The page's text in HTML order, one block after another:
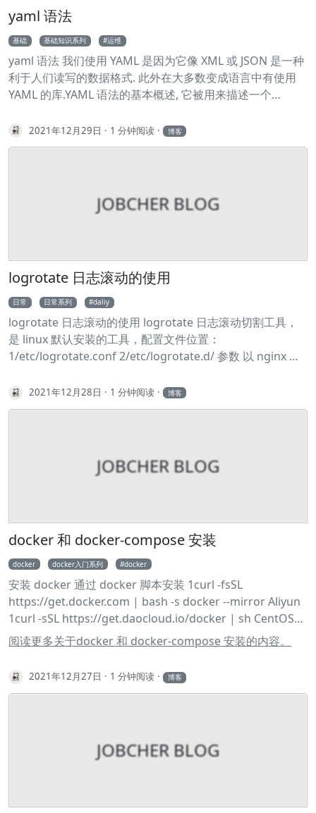
/etc/ansible/ansible.cfg 2 3#禁用每次执行ansbile命令检
记录 6log_path = /var/log/ansible.
yaml 语法
基础 基础知识系列 运维
yaml 语法 我们使用 YAML 是因为它像 XML 或 JSON 是一种
利于人们读写的数据格式. 此外在大多数变成语言中有使用
YAML 的库.YAML 语法的基本概述, 它被用来描述一个
Ansible, 每一个 YAML 文件都是从一个列表开始. 列表中的每
一项都是一个键值对, 通常它们被称为一个 “哈希” 或 “字典”.
有关系)开始行都应该是 —. 这是 YAML 格式的一部分, 表明
一个文件的开始. 1--- 2# 一个美味水果的列表 3- Apple 4-
2021年12月29日 1 分钟阅读 博客
JOBCHER BLOG
logrotate 日志滚动的使用
日常 日常系列 daliy
logrotate 日志滚动的使用 logrotate 日志滚动切割工具，
是 linux 默认安装的工具，配置文件位置：
1/etc/logrotate.conf 2/etc/logrotate.d/ 参数 以 nginx 配
rotate 14 5 errors " nb@nbtyfood.com
delaycompress 8 notifempty 9 create 0640 www-data
/etc/logrotate.d/httpd-prerotate; \ 14 fi \ 15 endscript
16 postrotate 17 invoke-rc.d nginx rotate >/dev/null
志文件 delaycompress 压缩所有版本，除了当前和下一个
最近的 endscript 标记 prerotate 或 postrotate 脚本的结
束 errors “emailid” 给指定邮箱发送错误通知 missingok 如
果日志文件丢失，不要显示错误 notifempty 如果日志文件
为空，则不轮换日志文件 olddir “dir” 指定日志文件的旧版
本放在 “dir” 中 postrotate 引入一个在日志被轮换后执行的
脚本 prerotate 引入一个在日志被轮换前执行的脚本 rotate
’n' 在轮换方案中包含日志的 n 个版本 sharedscripts 对于整
logsize（例如 100K，4M）时轮换
2021年12月28日 1 分钟阅读 博客
JOBCHER BLOG
docker 和 docker-compose 安装
docker docker入门系列 docker
安装 docker 通过 docker 脚本安装 1curl -fsSL
https://get.docker.com | bash -s docker --mirror Aliyun
1curl -sSL https://get.daocloud.io/docker | sh CentOS
手动安装 卸载之前相关的依赖 1sudo yum remove docker
\ 2 docker-client \ 3 docker-client-latest \ 4 docker-
common \ 5 docker-latest \ 6 docker-latest-logrotate \ 7
docker-logrotate \ 8 docker-engine 下载依赖包 1sudo
ce/linux/centos/docker-ce.repo 安装 Docker Engine-
阅读更多关于docker 和 docker-compose 安装的内容。
2021年12月27日 1 分钟阅读 博客
JOBCHER BLOG